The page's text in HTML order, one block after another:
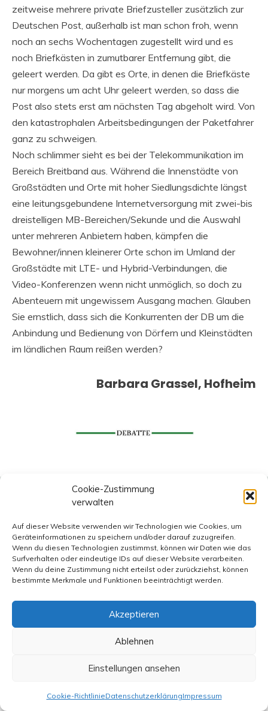
Cookie-Zustimmung
verwalten
Auf dieser Website verwenden wir Technologien wie Cookies, um
Geräteinformationen zu speichern und/oder darauf zuzugreifen.
Wenn du diesen Technologien zustimmst, können wir Daten wie das
Surfverhalten oder eindeutige IDs auf dieser Website verarbeiten.
Wenn du deine Zustimmung nicht erteilst oder zurückziehst, können
bestimmte Merkmale und Funktionen beeinträchtigt werden.
Akzeptieren
Ablehnen
Einstellungen ansehen
Cookie-RichtlinieDatenschutzerklärungImpressum
zeitweise mehrere private Briefzusteller zusätzlich zur
Deutschen Post, außerhalb ist man schon froh, wenn
noch an sechs Wochentagen zugestellt wird und es
noch Briefkästen in zumutbarer Entfernung gibt, die
geleert werden. Da gibt es Orte, in denen die Briefkäste
nur morgens um acht Uhr geleert werden, so dass die
Post also stets erst am nächsten Tag abgeholt wird. Von
den katastrophalen Arbeitsbedingungen der Paketfahrer
ganz zu schweigen.
Noch schlimmer sieht es bei der Telekommunikation im
Bereich Breitband aus. Während die Innenstädte von
Großstädten und Orte mit hoher Siedlungsdichte längst
eine leitungsgebundene Internetversorgung mit zwei-bis
dreistelligen MB-Bereichen/Sekunde und die Auswahl
unter mehreren Anbietern haben, kämpfen die
Bewohner/innen kleinerer Orte schon im Umland der
Großstädte mit LTE- und Hybrid-Verbindungen, die
Video-Konferenzen wenn nicht unmöglich, so doch zu
Abenteuern mit ungewissem Ausgang machen. Glauben
Sie ernstlich, dass sich die Konkurrenten der DB um die
Anbindung und Bedienung von Dörfern und Kleinstädten
im ländlichen Raum reißen werden?
Barbara Grassel, Hofheim
Schlagseite
Privates ist immer auch politisch
22. Juli 2026 Bronski
Kalkulierte Signale gegen die Sicherheit